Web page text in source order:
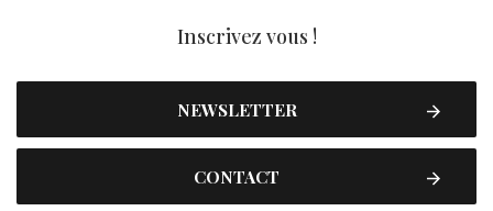
Inscrivez vous !
NEWSLETTER
CONTACT